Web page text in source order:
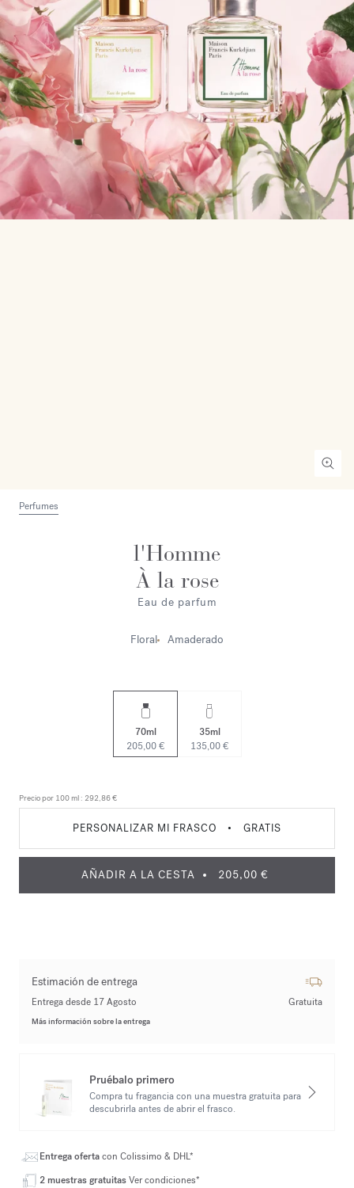
Perfumes
l'Homme
À la rose
Eau de parfum
Floral Amaderado
70ml
205,00 €
35ml
135,00 €
Precio por 100 ml : 292,86 €
PERSONALIZAR MI FRASCO • GRATIS
AÑADIR A LA CESTA 205,00 €
Estimación de entrega
Entrega desde 17 Agosto Gratuita
Más información sobre la entrega
Pruébalo primero
Compra tu fragancia con una muestra gratuita para
descubrirla antes de abrir el frasco.
Entrega ofertacon Colissimo & DHL*
2 muestras gratuitasVer condiciones*